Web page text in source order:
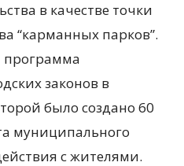
в качестве точки
“карманных парков”.
программа
законов в
было создано 60
муниципального
с жителями.